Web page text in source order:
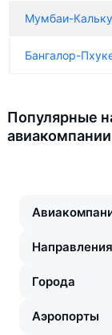
Мумбаи-
Бангалор-
Популярные
Направления
Города
Аэропорты